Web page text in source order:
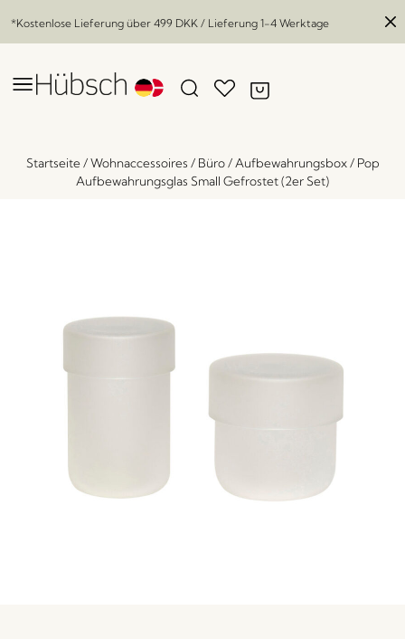
*Kostenlose Lieferung über 499 DKK / Lieferung 1-4 Werktage
Startseite/Wohnaccessoires / Büro/ Aufbewahrungsbox/ Pop
Aufbewahrungsglas Small Gefrostet (2er Set)